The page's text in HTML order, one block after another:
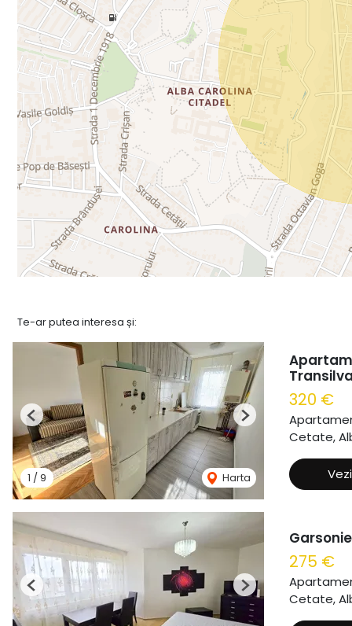
Te-ar putea interesa și:
1 / 9 Harta
Previous Next
320 €
Cetate,
Previous Next
275 €
Cetate,